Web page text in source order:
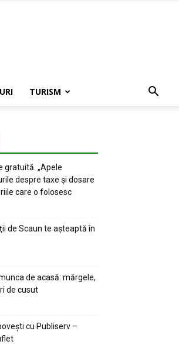
TURISM
gratuită. „Apele
despre taxe și dosare
care o folosesc
de Scaun te aşteaptă în
de acasă: mărgele,
de cusut
cu Publiserv –